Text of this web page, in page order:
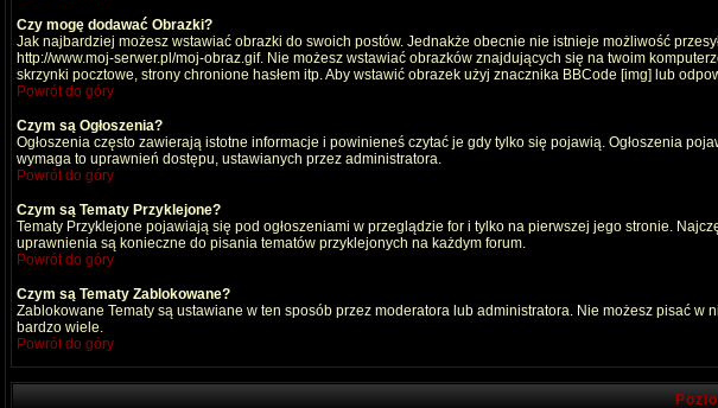
Czy mogę dodawać Obrazki?
Jak najbardziej możesz wstawiać obrazki do swoich postów. Jednakże obecnie nie istnieje możliwość
http://www.moj-serwer.pl/moj-obraz.gif. Nie możesz wstawiać obrazków znajdujących się na twoim
skrzynki pocztowe, strony chronione hasłem itp. Aby wstawić obrazek użyj znacznika BBCode [img] lub
Powrót do góry
Czym są Ogłoszenia?
Ogłoszenia często zawierają istotne informacje i powinieneś czytać je gdy tylko się pojawią. Ogłoszenia
wymaga to uprawnień dostępu, ustawianych przez administratora.
Powrót do góry
Czym są Tematy Przyklejone?
Tematy Przyklejone pojawiają się pod ogłoszeniami w przeglądzie for i tylko na pierwszej jego stronie.
uprawnienia są konieczne do pisania tematów przyklejonych na każdym forum.
Powrót do góry
Czym są Tematy Zablokowane?
Zablokowane Tematy są ustawiane w ten sposób przez moderatora lub administratora. Nie możesz pisać
bardzo wiele.
Powrót do góry